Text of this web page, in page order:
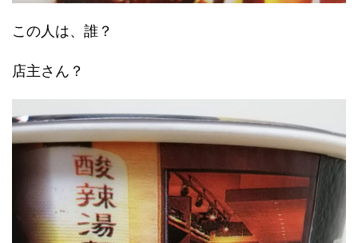
この人は、誰？
店主さん？